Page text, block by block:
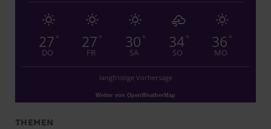
27 °
DO
27 °
FR
30 °
SA
34°
SO
36 °
MO
langfristige Vorhersage
Wetter von OpenWeatherMap
THEMEN